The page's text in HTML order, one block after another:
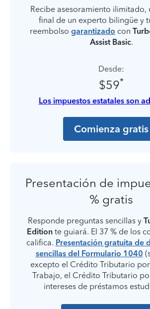
Recibe asesoramiento ilimitado,
final de un experto bilingüe y
reembolso garantizado con
Assist Basic.
Desde:
$59*
Los impuestos estatales son
Comienza gratis
Presentación de
% gratis
Responde preguntas sencillas y
Editionte guiará. El 37 % de los
califica. Presentación gratuita de
sencillas del Formulario 1040
excepto el Crédito Tributario
Trabajo, el Crédito Tributario
intereses de préstamos